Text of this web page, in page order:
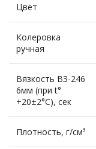
Цвет
Колеровка
ручная
Вязкость ВЗ-246
6мм (при t°
+20±2°C), сек
Плотность, г/см³